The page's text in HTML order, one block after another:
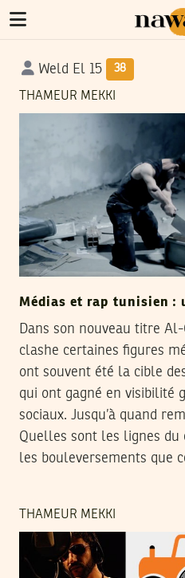
Weld El 15 38
THAMEUR MEKKI
Médias et rap tunisien
Dans son nouveau titre Al-
clashe certaines figures
ont souvent été la cible
qui ont gagné en visibilité
sociaux. Jusqu’à quand
Quelles sont les lignes du
les bouleversements que
THAMEUR MEKKI